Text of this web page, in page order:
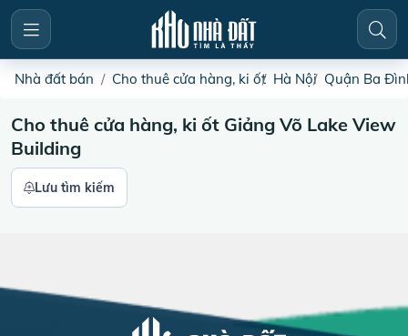
Nhà đất bán Cho thuê cửa hàng, ki ốt Hà Nội Quận Ba
Cho thuê cửa hàng, ki ốt Giảng Võ Lake View
Building
Lưu tìm kiếm